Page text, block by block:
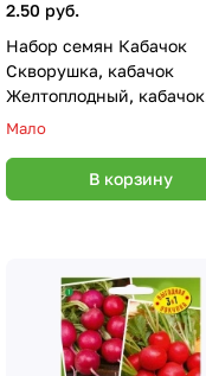
2.50 руб.
Набор семян Кабачок
Скворушка, кабачок
Желтоплодный, кабачок
Цукеша
Мало
В корзину